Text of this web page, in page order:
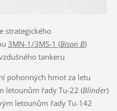
strategického
3MN-1/3MS-1 (Bison B)
tankeru
pohonných hmot za letu
letounům řady Tu-22 (Blinder)
letounům řady Tu-142